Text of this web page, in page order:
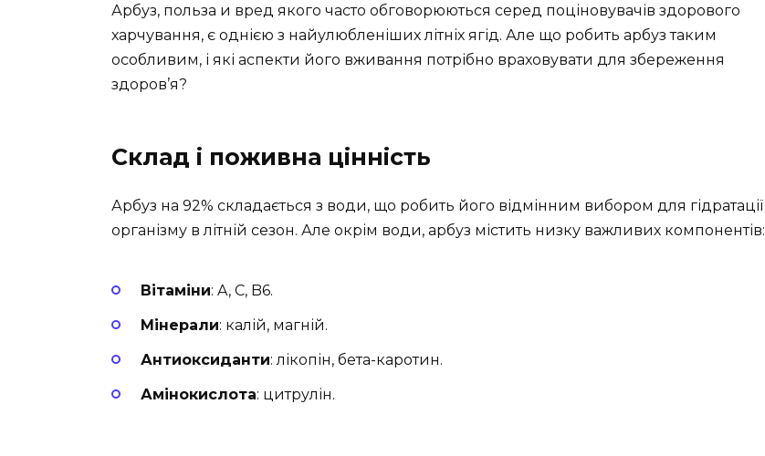
Арбуз, польза и вред якого часто обговорюються серед поціновувачів здорового
харчування, є однією з найулюбленіших літніх ягід. Але що робить арбуз таким
особливим, і які аспекти його вживання потрібно враховувати для збереження
здоров’я?
Склад і поживна цінність
Арбуз на 92% складається з води, що робить його відмінним вибором для гідратації
організму в літній сезон. Але окрім води, арбуз містить низку важливих компонентів:
Вітаміни: A, C, B6.
Мінерали: калій, магній.
Антиоксиданти: лікопін, бета-каротин.
Амінокислота: цитрулін.